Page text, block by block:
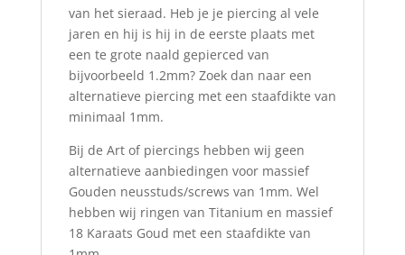
van het sieraad. Heb je je piercing al vele
jaren en hij is hij in de eerste plaats met
een te grote naald gepierced van
bijvoorbeeld 1.2mm? Zoek dan naar een
alternatieve piercing met een staafdikte van
minimaal 1mm.
Bij de Art of piercings hebben wij geen
alternatieve aanbiedingen voor massief
Gouden neusstuds/screws van 1mm. Wel
hebben wij ringen van Titanium en massief
18 Karaats Goud met een staafdikte van